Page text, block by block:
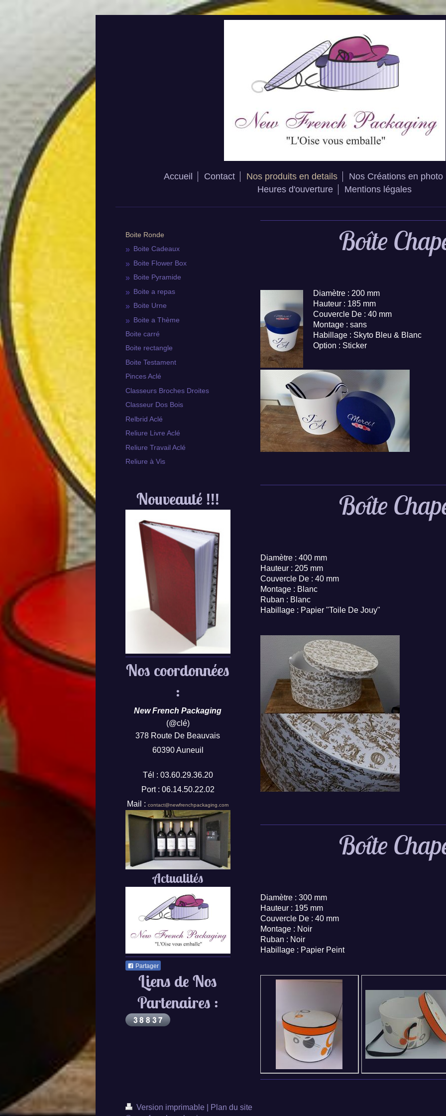
Accueil Contact Nos produits en details
Nos Créations en photo
Heures d'ouverture
Mentions légales
Boîte
Diamètre : 200 mm
Hauteur : 185 mm
Couvercle De : 40 mm
Montage : sans
Habillage : Skyto Bleu & Blanc
Option : Sticker
Boîte
Diamètre : 400 mm
Hauteur : 205 mm
Couvercle De : 40 mm
Montage : Blanc
Ruban : Blanc
Habillage : Papier "Toile De Jouy"
Boîte
Diamètre : 300 mm
Hauteur : 195 mm
Couvercle De : 40 mm
Montage : Noir
Ruban : Noir
Habillage : Papier Peint
Boite Ronde
Boite Cadeaux
Boite Flower Box
Boite Pyramide
Boite a repas
Boite Urne
Boite a Thème
Boite carré
Boite rectangle
Boite Testament
Pinces Aclé
Classeurs Broches Droites
Classeur Dos Bois
Relbrid Aclé
Reliure Livre Aclé
Reliure Travail Aclé
Reliure à Vis
Nouveauté !!!
Nos coordonnées
:
New French Packaging
(@clé)
378 Route De Beauvais
60390 Auneuil
Tél : 03.60.29.36.20
Port : 06.14.50.22.02
Mail : contact@newfrenchpackaging.com
Actualités
Partager
Liens de Nos
Partenaires :
Version imprimable
Plan du site